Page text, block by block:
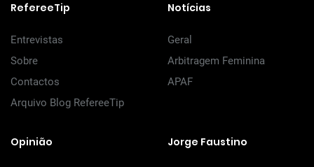
RefereeTip
Entrevistas
Sobre
Contactos
Arquivo Blog RefereeTip
Notícias
Geral
Arbitragem Feminina
APAF
Opinião Jorge Faustino